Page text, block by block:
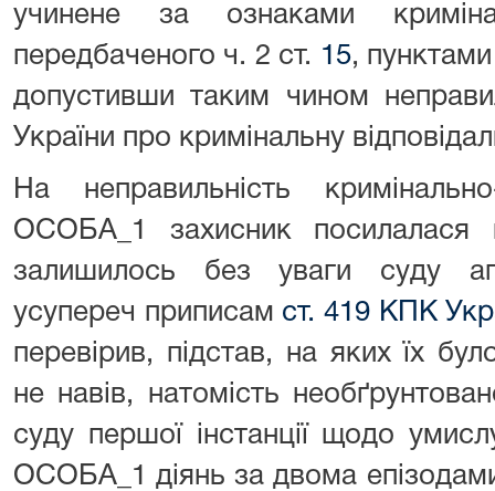
учинене за ознаками
передбаченого ч. 2 ст. 15,
допустивши таким чином
України про кримінальну
На неправильність
ОСОБА_1 захисник посилалася
залишилось без уваги суду
усупереч приписам ст. 419 КПК
перевірив, підстав, на яких їх
не навів, натомість
суду першої інстанції щодо
ОСОБА_1 діянь за двома